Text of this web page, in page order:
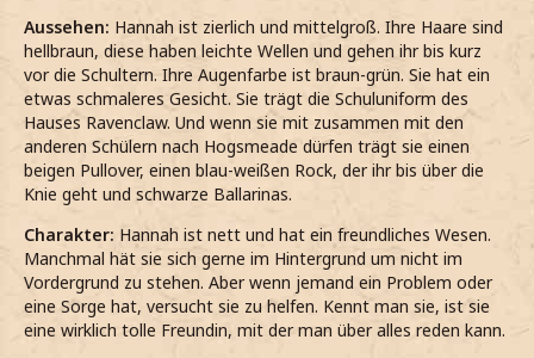
Aussehen: Hannah ist zierlich und mittelgroß. Ihre Haare sind
hellbraun, diese haben leichte Wellen und gehen ihr bis kurz
vor die Schultern. Ihre Augenfarbe ist braun-grün. Sie hat ein
etwas schmaleres Gesicht. Sie trägt die Schuluniform des
Hauses Ravenclaw. Und wenn sie mit zusammen mit den
anderen Schülern nach Hogsmeade dürfen trägt sie einen
beigen Pullover, einen blau-weißen Rock, der ihr bis über die
Knie geht und schwarze Ballarinas.
Charakter: Hannah ist nett und hat ein freundliches Wesen.
Manchmal hät sie sich gerne im Hintergrund um nicht im
Vordergrund zu stehen. Aber wenn jemand ein Problem oder
eine Sorge hat, versucht sie zu helfen. Kennt man sie, ist sie
eine wirklich tolle Freundin, mit der man über alles reden kann.